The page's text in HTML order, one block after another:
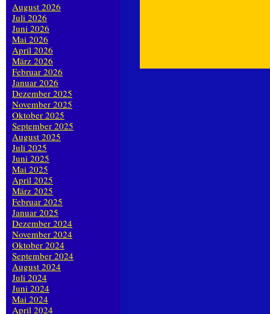
August 2026
Juli 2026
Juni 2026
Mai 2026
April 2026
März 2026
Februar 2026
Januar 2026
Dezember 2025
November 2025
Oktober 2025
September 2025
August 2025
Juli 2025
Juni 2025
Mai 2025
April 2025
März 2025
Februar 2025
Januar 2025
Dezember 2024
November 2024
Oktober 2024
September 2024
August 2024
Juli 2024
Juni 2024
Mai 2024
April 2024